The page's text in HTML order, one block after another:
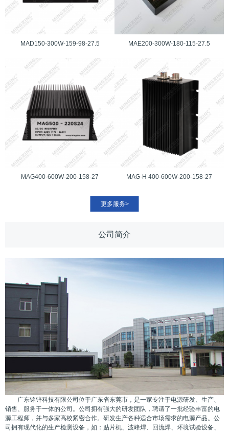
MAD150-300W-159-98-27.5 MAE200-300W-180-115-27.5
MAG400-600W-200-158-27 MAG-H 400-600W-200-158-27
更多服务>
公司简介
广东铭锌科技有限公司位于广东省东莞市，是一家专注于电源研发、生产、
销售、服务于一体的公司。公司拥有强大的研发团队，聘请了一批经验丰富的电
源工程师，并与多家高校紧密合作。研发生产各种适合市场需求的电源产品。公
司拥有现代化的生产检测设备，如：贴片机、波峰焊、回流焊、环境试验设备、